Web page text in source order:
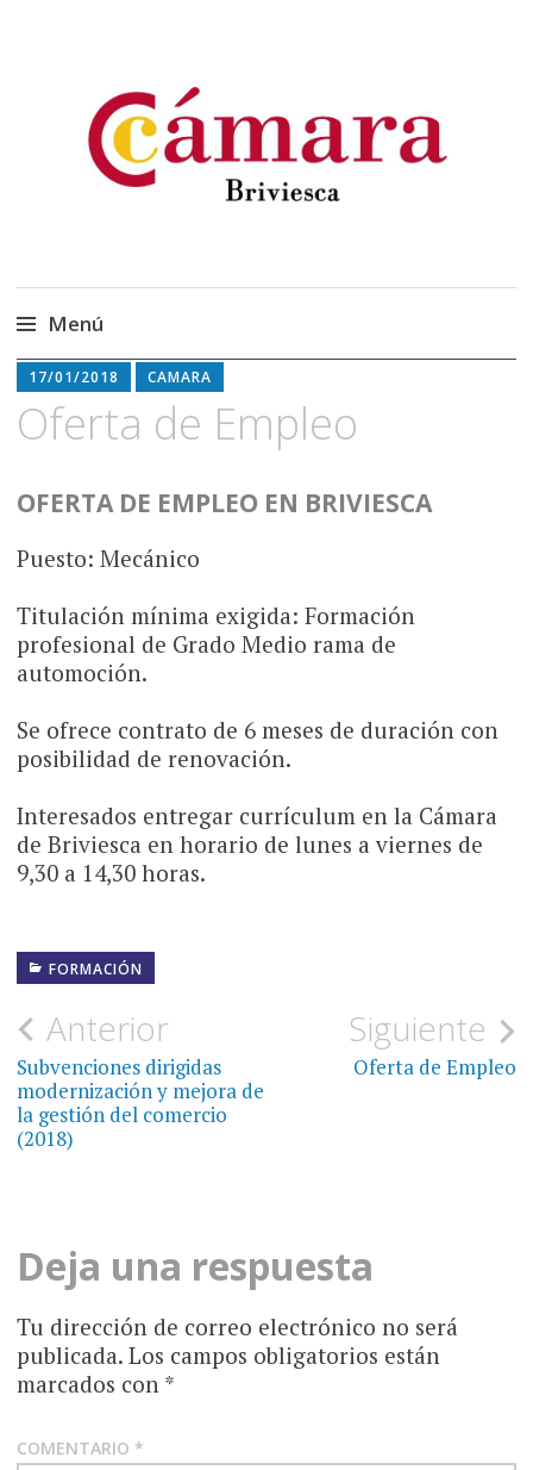
Menú
Saltar
al
contenido
17/01/2018 CAMARA
Oferta de Empleo
OFERTA DE EMPLEO EN BRIVIESCA
Puesto: Mecánico
Titulación mínima exigida: Formación
profesional de Grado Medio rama de
automoción.
Se ofrece contrato de 6 meses de duración con
posibilidad de renovación.
Interesados entregar currículum en la Cámara
de Briviesca en horario de lunes a viernes de
9,30 a 14,30 horas.
FORMACIÓN
Navegación
de
entradas
Anterior
Subvenciones dirigidas
modernización y mejora de
la gestión del comercio
(2018)
Siguiente
Oferta de Empleo
Deja una respuesta
Tu dirección de correo electrónico no será
publicada. Los campos obligatorios están
marcados con *
COMENTARIO *